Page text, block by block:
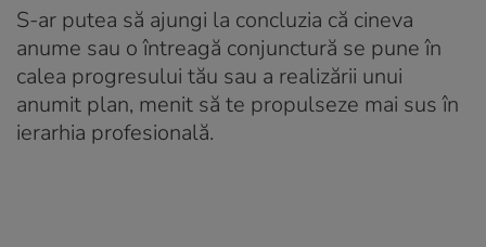
S-ar putea să ajungi la concluzia că cineva
anume sau o întreagă conjunctură se pune în
calea progresului tău sau a realizării unui
anumit plan, menit să te propulseze mai sus în
ierarhia profesională.